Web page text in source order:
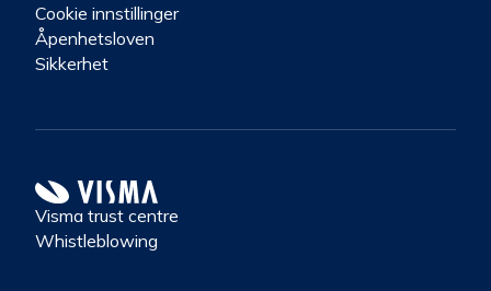
Cookie innstillinger
Åpenhetsloven
Sikkerhet
Visma trust centre
Whistleblowing